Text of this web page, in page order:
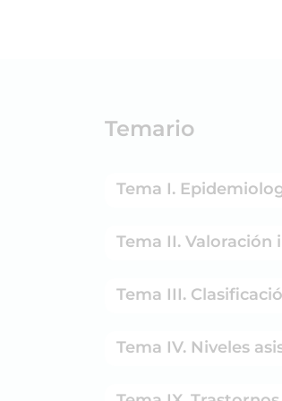
Temario
Tema I.
Tema II. Valoración
Tema III.
Tema IV. Niveles